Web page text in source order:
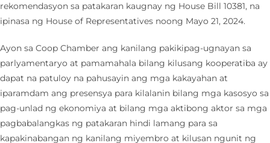
rekomendasyon sa patakaran kaugnay ng House Bill 10381, na
ipinasa ng House of Representatives noong Mayo 21, 2024.
Ayon sa Coop Chamber ang kanilang pakikipag-ugnayan sa
parlyamentaryo at pamamahala bilang kilusang kooperatiba ay
dapat na patuloy na pahusayin ang mga kakayahan at
iparamdam ang presensya para kilalanin bilang mga kasosyo sa
pag-unlad ng ekonomiya at bilang mga aktibong aktor sa mga
pagbabalangkas ng patakaran hindi lamang para sa
kapakinabangan ng kanilang miyembro at kilusan ngunit ng